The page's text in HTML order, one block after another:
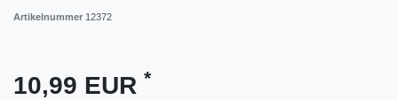
Artikelnummer 12372
10,99 EUR *